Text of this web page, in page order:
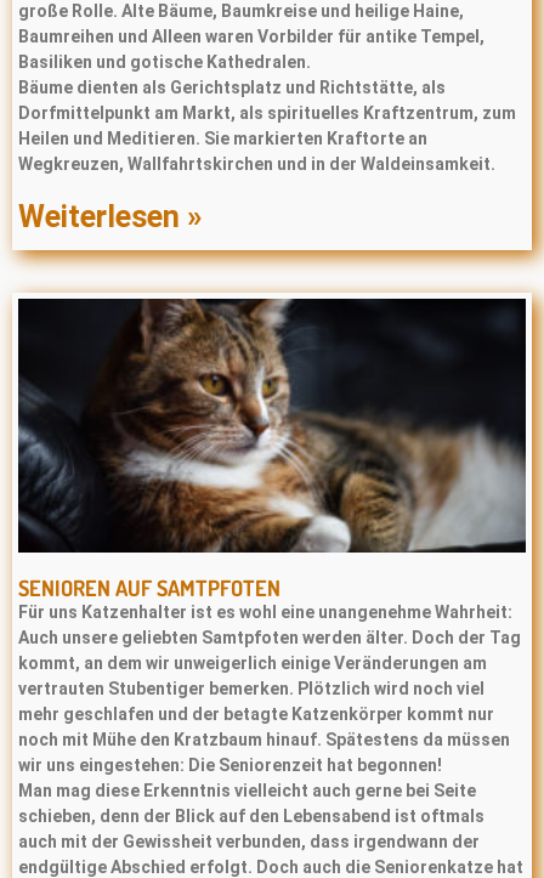
große Rolle. Alte Bäume, Baumkreise und heilige Haine,
Baumreihen und Alleen waren Vorbilder für antike Tempel,
Basiliken und gotische Kathedralen.
Bäume dienten als Gerichtsplatz und Richtstätte, als
Dorfmittelpunkt am Markt, als spirituelles Kraftzentrum, zum
Heilen und Meditieren. Sie markierten Kraftorte an
Wegkreuzen, Wallfahrtskirchen und in der Waldeinsamkeit.
Weiterlesen »
SENIOREN AUF SAMTPFOTEN
Für uns Katzenhalter ist es wohl eine unangenehme Wahrheit:
Auch unsere geliebten Samtpfoten werden älter. Doch der Tag
kommt, an dem wir unweigerlich einige Veränderungen am
vertrauten Stubentiger bemerken. Plötzlich wird noch viel
mehr geschlafen und der betagte Katzenkörper kommt nur
noch mit Mühe den Kratzbaum hinauf. Spätestens da müssen
wir uns eingestehen: Die Seniorenzeit hat begonnen!
Man mag diese Erkenntnis vielleicht auch gerne bei Seite
schieben, denn der Blick auf den Lebensabend ist oftmals
auch mit der Gewissheit verbunden, dass irgendwann der
endgültige Abschied erfolgt. Doch auch die Seniorenkatze hat